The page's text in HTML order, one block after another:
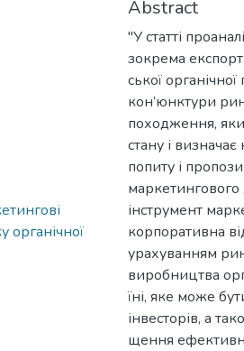
Abstract
"У статті
зокрема
ської
кон’юнктури
походження,
стану і визначає
попиту і
інструмент
корпоративна
урахуванням
виробництва
їні, яке може
інвесторів, а
щення